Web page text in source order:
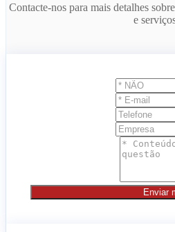
Contacte-nos para mais detalhes
e
Enviar